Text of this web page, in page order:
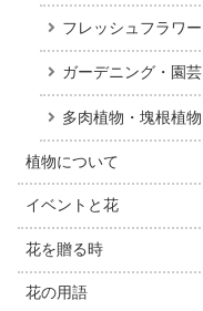
フレッシュフラワー
ガーデニング・園芸
多肉植物・塊根植物
植物について
イベントと花
花を贈る時
花の用語